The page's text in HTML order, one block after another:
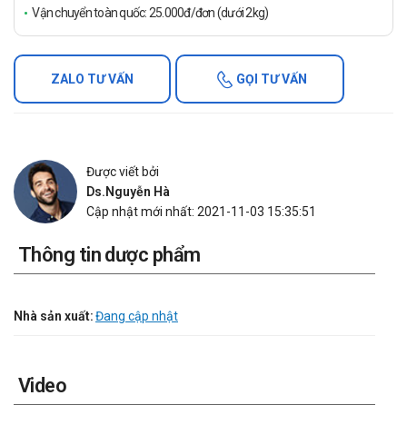
Vận chuyển toàn quốc: 25.000đ/đơn (dưới 2kg)
ZALO TƯ VẤN GỌI TƯ VẤN
Được viết bởi
Ds.Nguyễn Hà
Cập nhật mới nhất: 2021-11-03 15:35:51
Thông tin dược phẩm
Nhà sản xuất:Đang cập nhật
Video